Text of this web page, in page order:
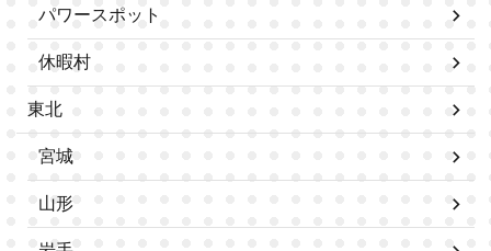
パワースポット
休暇村
東北
宮城
山形